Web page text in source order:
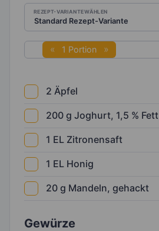
REZEPT-VARIANTE WÄHLEN
1 Portion
2 Äpfel
200 g Joghurt, 1,5 % Fett
1 EL Zitronensaft
1 EL Honig
20 g Mandeln, gehackt
Gewürze